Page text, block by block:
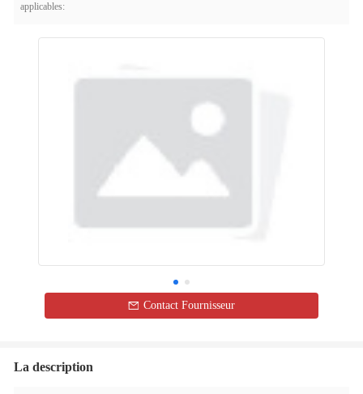
applicables:
Contact Fournisseur
La description